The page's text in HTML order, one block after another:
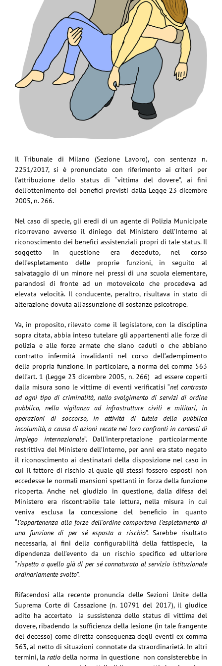
Il Tribunale di Milano (Sezione Lavoro), con sentenza n.
2251/2017, si è pronunciato con riferimento ai criteri per
l’attribuzione dello status di “vittima del dovere”, ai fini
dell’ottenimento dei benefici previsti dalla Legge 23 dicembre
2005, n. 266.
Nel caso di specie, gli eredi di un agente di Polizia Municipale
ricorrevano avverso il diniego del Ministero dell’Interno al
riconoscimento dei benefici assistenziali propri di tale status. Il
soggetto in questione era deceduto, nel corso
dell’espletamento delle proprie funzioni, in seguito al
salvataggio di un minore nei pressi di una scuola elementare,
parandosi di fronte ad un motoveicolo che procedeva ad
elevata velocità. Il conducente, peraltro, risultava in stato di
alterazione dovuta all’assunzione di sostanze psicotrope.
Va, in proposito, rilevato come il legislatore, con la disciplina
sopra citata, abbia inteso tutelare gli appartenenti alle forze di
polizia e alle forze armate che siano caduti o che abbiano
contratto infermità invalidanti nel corso dell’adempimento
della propria funzione. In particolare, a norma del comma 563
dell’art. 1 (Legge 23 dicembre 2005, n. 266) ad essere coperti
dalla misura sono le vittime di eventi verificatisi “nel contrasto
ad ogni tipo di criminalità, nello svolgimento di servizi di ordine
pubblico, nella vigilanza ad infrastrutture civili e militari, in
operazioni di soccorso, in attività di tutela della pubblica
incolumità, a causa di azioni recate nei loro confronti in contesti di
impiego internazionale”. Dall’interpretazione particolarmente
restrittiva del Ministero dell’Interno, per anni era stato negato
il riconoscimento ai destinatari della disposizione nel caso in
cui il fattore di rischio al quale gli stessi fossero esposti non
eccedesse le normali mansioni spettanti in forza della funzione
ricoperta. Anche nel giudizio in questione, dalla difesa del
Ministero era riscontrabile tale lettura, nella misura in cui
veniva esclusa la concessione del beneficio in quanto
“l’appartenenza alla forze dell’ordine comportava l’espletamento di
una funzione di per sé esposta a rischio”. Sarebbe risultato
necessaria, ai fini della configurabilità della fattispecie, la
dipendenza dell’evento da un rischio specifico ed ulteriore
“rispetto a quello già di per sé connaturato al servizio istituzionale
ordinariamente svolto”.
Rifacendosi alla recente pronuncia delle Sezioni Unite della
Suprema Corte di Cassazione (n. 10791 del 2017), il giudice
adito ha accertato la sussistenza dello status di vittima del
dovere, ribadendo la sufficienza della lesione (in tale frangente
del decesso) come diretta conseguenza degli eventi ex comma
563, al netto di situazioni connotate da straordinarietà. In altri
termini, laratio della norma in questione non consisterebbe in